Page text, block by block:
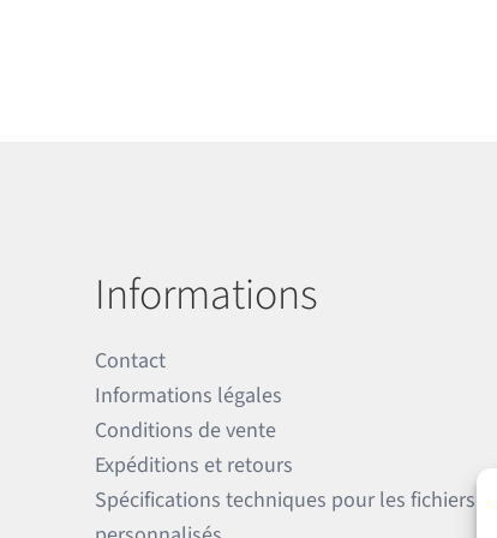
Informations
Contact
Informations légales
Conditions de vente
Expéditions et retours
Spécifications techniques pour les fichiers